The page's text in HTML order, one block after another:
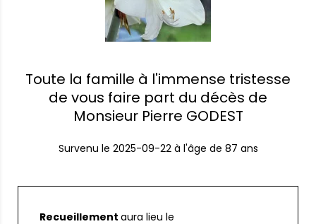
Toute la famille à l'immense tristesse
de vous faire part du décès de
Monsieur Pierre GODEST
Survenu le 2025-09-22 à l'âge de 87 ans
Recueillement aura lieu le